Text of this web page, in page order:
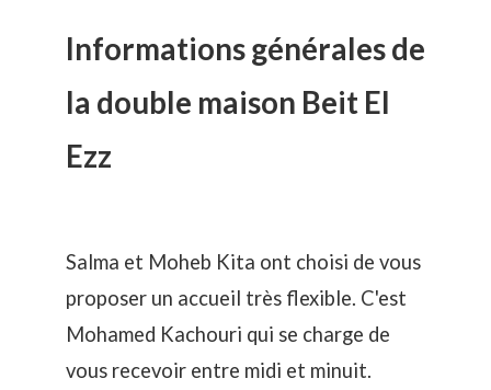
Informations générales de
la double maison Beit El
Ezz
Salma et Moheb Kita ont choisi de vous
proposer un accueil très flexible. C'est
Mohamed Kachouri qui se charge de
vous recevoir entre midi et minuit.